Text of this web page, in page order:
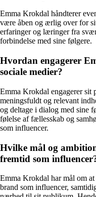
Emma Krokdal håndterer
være åben og ærlig over for
erfaringer og læringer fra
forbindelse med sine følgere.
Hvordan engagerer
sociale medier?
Emma Krokdal engagerer sit
meningsfuldt og relevant
og deltage i dialog med sine
følelse af fællesskab og
som influencer.
Hvilke mål og
fremtid som
Emma Krokdal har mål om
brand som influencer,